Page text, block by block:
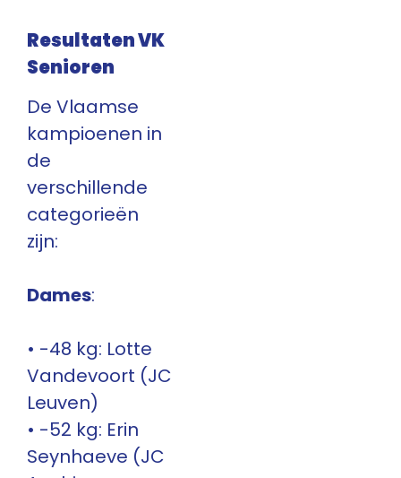
Resultaten VK
Senioren
De Vlaamse
kampioenen in
de
verschillende
categorieën
zijn:
Dames:
• -48 kg: Lotte
Vandevoort (JC
Leuven)
• -52 kg: Erin
Seynhaeve (JC